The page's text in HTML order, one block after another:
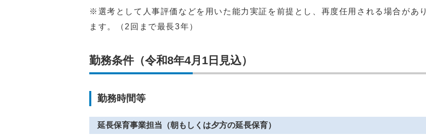
※選考として人事評価などを用いた能力実証を前提とし、再度任用される場合があり
ます。（2回まで最長3年）
勤務条件（令和8年4月1日見込）
勤務時間等
延長保育事業担当（朝もしくは夕方の延長保育）